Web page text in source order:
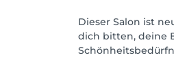
Dieser Salon ist
dich bitten, deine